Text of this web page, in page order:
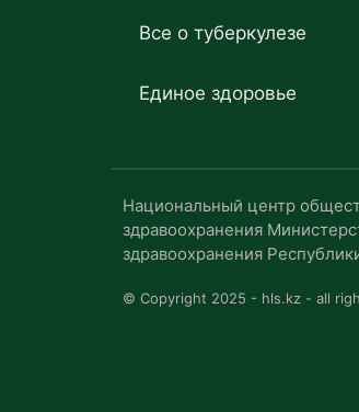
Все о туберкулезе
Единое здоровье
Национальный центр
здравоохранения
здравоохранения
© Copyright 2025 - hls.kz - all